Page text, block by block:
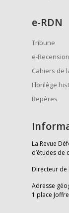
e-RDN
Tribune
e-
Cahiers de
Florilège
Repères
La Revue
d’études de
Directeur de
Adresse
1 place